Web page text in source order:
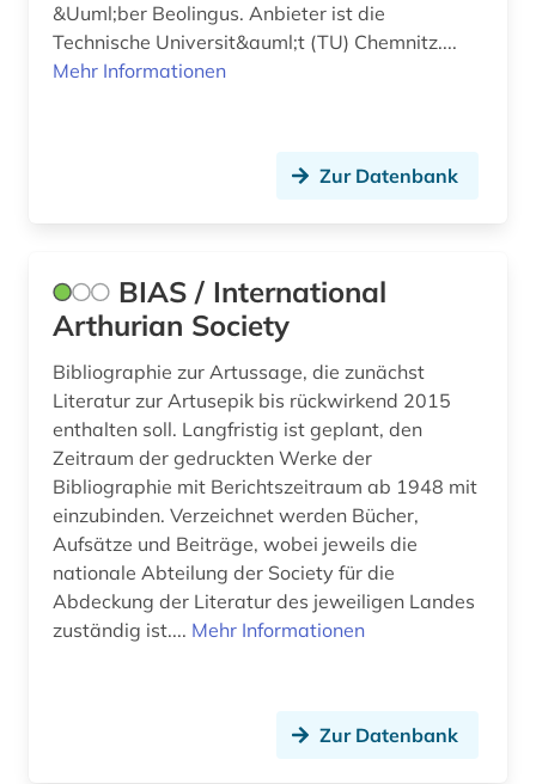
länderkunde (1)
ländername (1)
medienwissenschaft (36)
medizin (1)
mediävistik (1)
mersch (1)
michel (1)
migration (1)
&Uuml;ber Beolingus. Anbieter ist die
Technische Universit&auml;t (TU) Chemnitz....
Mehr Informationen
Zur Datenbank
BIAS / International
Arthurian Society
Bibliographie zur Artussage, die zunächst
Literatur zur Artusepik bis rückwirkend 2015
enthalten soll. Langfristig ist geplant, den
Zeitraum der gedruckten Werke der
Bibliographie mit Berichtszeitraum ab 1948 mit
einzubinden. Verzeichnet werden Bücher,
Aufsätze und Beiträge, wobei jeweils die
nationale Abteilung der Society für die
Abdeckung der Literatur des jeweiligen Landes
zuständig ist.... Mehr Informationen
Zur Datenbank